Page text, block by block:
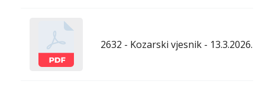
2632 - Kozarski vjesnik - 13.3.2026.